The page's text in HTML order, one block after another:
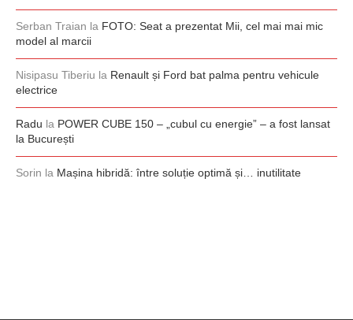
Serban Traian la FOTO: Seat a prezentat Mii, cel mai mai mic
model al marcii
Nisipasu Tiberiu la Renault și Ford bat palma pentru vehicule
electrice
Radu la POWER CUBE 150 – „cubul cu energie” – a fost lansat
la București
Sorin la Mașina hibridă: între soluție optimă și… inutilitate